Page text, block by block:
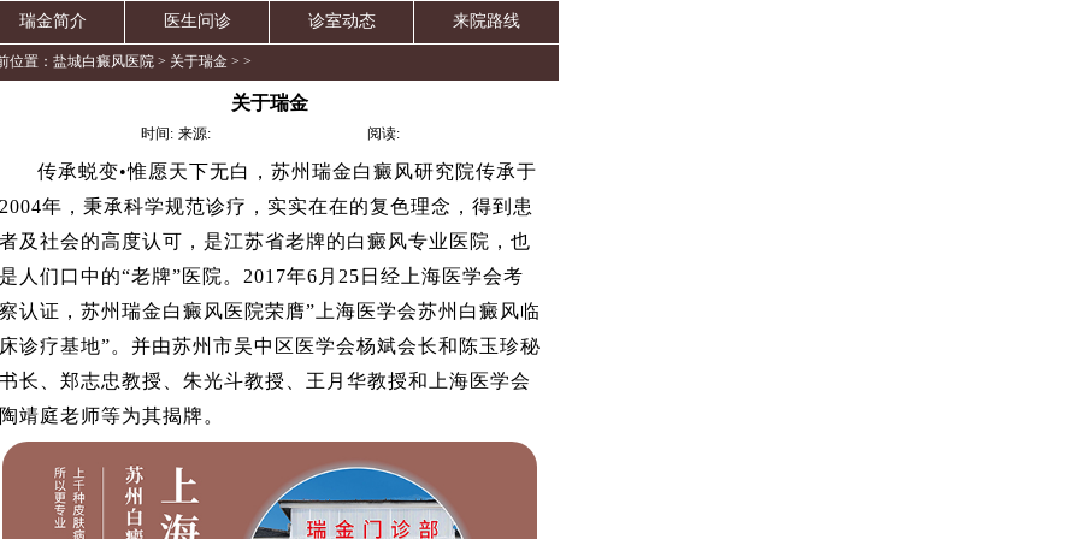
瑞金简介 医生问诊 诊室动态 来院路线
位置： 盐城白癜风医院 > 关于瑞金 > >
关于瑞金
时间: 来源:江苏治疗白癜风医院 阅读:
传承蜕变•惟愿天下无白，苏州瑞金白癜风研究院传承于
2004年，秉承科学规范诊疗，实实在在的复色理念，得到患
者及社会的高度认可，是江苏省老牌的白癜风专业医院，也
是人们口中的“老牌”医院。2017年6月25日经上海医学会考
察认证，苏州瑞金白癜风医院荣膺”上海医学会苏州白癜风临
床诊疗基地”。并由苏州市吴中区医学会杨斌会长和陈玉珍秘
书长、 郑志忠教授、朱光斗教授、王月华教授和上海医学会
陶靖庭老师等为其揭牌。